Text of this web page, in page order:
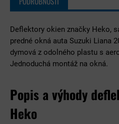
Deflektory okien značky Heko,
predné okná auta Suzuki Liana
dymová z odolného plastu s
Jednoduchá montáž na okná.
Popis a výhody
Heko